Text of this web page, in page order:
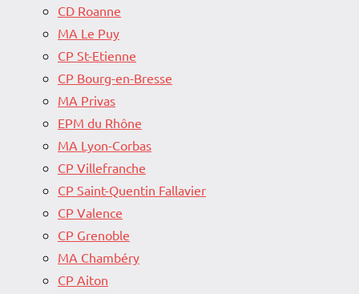
CD Roanne
MA Le Puy
CP St-Etienne
CP Bourg-en-Bresse
MA Privas
EPM du Rhône
MA Lyon-Corbas
CP Villefranche
CP Saint-Quentin Fallavier
CP Valence
CP Grenoble
MA Chambéry
CP Aiton